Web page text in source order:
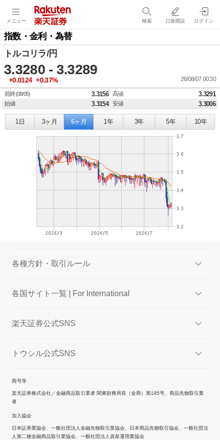
メニュー 検索 口座開設 ログイン
指数・金利・為替
トルコリラ/円
3.3280 - 3.3289
+0.0124 +0.37% 26/08/07 00:30
前終(08/05) 3.3156 高値 3.3291
始値 3.3154 安値 3.3006
1日 3ヶ月 6ヶ月 1年 3年 5年 10年
各種方針・取引ルール
各国サイト一覧 | For International
楽天証券公式SNS
トウシル公式SNS
商号等
楽天証券株式会社／金融商品取引業者 関東財務局長（金商）第195号、商品先物取引業
者
加入協会
日本証券業協会、一般社団法人金融先物取引業協会、日本商品先物取引協会、一般社団法
人第二種金融商品取引業協会、一般社団法人資産運用業協会